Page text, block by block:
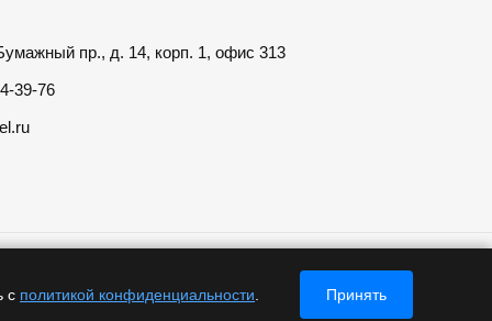
пр., д. 14, корп. 1, офис 313
39-76
с политикой конфиденциальности Принять